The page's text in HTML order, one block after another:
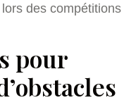
des compétitions
pour